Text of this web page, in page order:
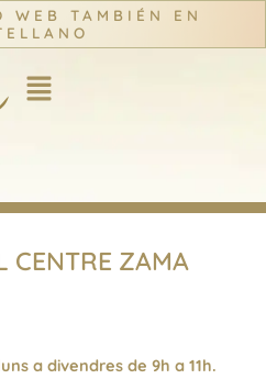
WEB TAMBIÉN EN
CENTRE ZAMA
a divendres de 9h a 11h.